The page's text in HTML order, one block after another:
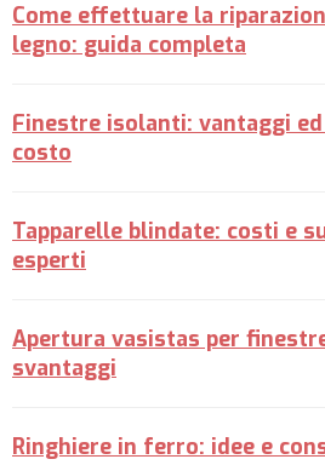
Come effettuare la
legno: guida completa
Finestre isolanti: vantaggi
costo
Tapparelle blindate: costi e
esperti
Apertura vasistas per
svantaggi
Ringhiere in ferro: idee e